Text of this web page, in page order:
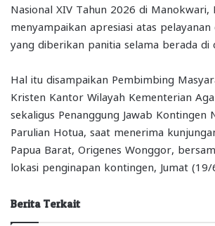
Nasional XIV Tahun 2026 di Manokwari,
menyampaikan apresiasi atas
yang diberikan panitia selama berada di
Hal itu disampaikan Pembimbing
Kristen Kantor Wilayah Kementerian
sekaligus Penanggung Jawab Kontingen
Parulian Hotua, saat menerima
Papua Barat, Origenes Wonggor,
lokasi penginapan kontingen, Jumat (19/
Berita Terkait